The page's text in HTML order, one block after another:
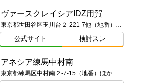
ヴァースクレイシアIDZ用賀
東京都世田谷区玉川台２-221-7他（地番）ほか
公式サイト 検討スレ
アネシア練馬中村南
東京都練馬区中村南２-7-15（地番）ほか